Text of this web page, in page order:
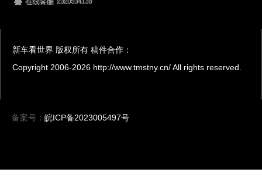
新车看世界 版权所有 稿件合作：
Copyright 2006-2026 http://www.tmstny.cn/ All rights reserved.
备案号： 皖ICP备2023005497号